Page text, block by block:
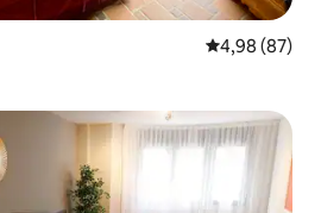
Note
4,98 (87)